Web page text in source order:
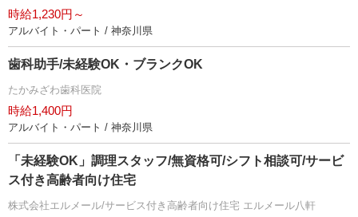
時給1,230円～
アルバイト・パート / 神奈川県
歯科助手/未経験OK・ブランクOK
たかみざわ歯科医院
時給1,400円
アルバイト・パート / 神奈川県
「未経験OK」調理スタッフ/無資格可/シフト相談可/サービ
ス付き高齢者向け住宅
株式会社エルメール/サービス付き高齢者向け住宅 エルメール八軒